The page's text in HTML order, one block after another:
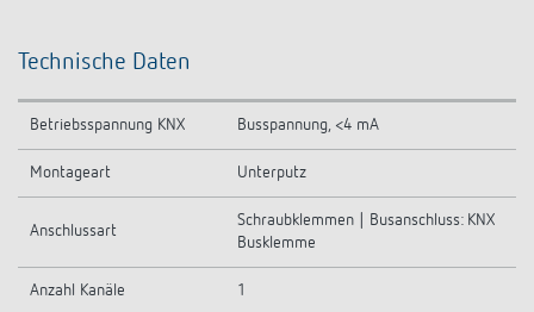
Technische Daten
Betriebsspannung KNX Busspannung, <4 mA
Montageart Unterputz
Anschlussart
Schraubklemmen | Busanschluss: KNX
Busklemme
Anzahl Kanäle 1